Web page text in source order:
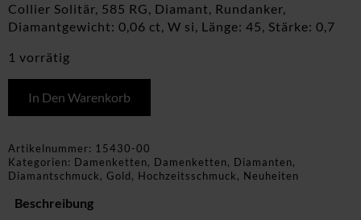
Collier Solitär, 585 RG, Diamant, Rundanker,
Diamantgewicht: 0,06 ct, W si, Länge: 45, Stärke: 0,7
1 vorrätig
In Den Warenkorb
Artikelnummer: 15430-00
Kategorien: Damenketten, Damenketten, Diamanten,
Diamantschmuck, Gold, Hochzeitsschmuck, Neuheiten
Beschreibung